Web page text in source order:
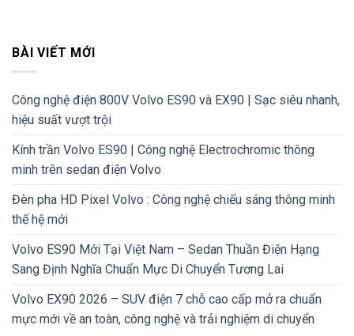
BÀI VIẾT MỚI
Công nghệ điện 800V Volvo ES90 và EX90 | Sạc siêu nhanh,
hiệu suất vượt trội
Kính trần Volvo ES90 | Công nghệ Electrochromic thông
minh trên sedan điện Volvo
Đèn pha HD Pixel Volvo : Công nghệ chiếu sáng thông minh
thế hệ mới
Volvo ES90 Mới Tại Việt Nam – Sedan Thuần Điện Hạng
Sang Định Nghĩa Chuẩn Mực Di Chuyển Tương Lai
Volvo EX90 2026 – SUV điện 7 chỗ cao cấp mở ra chuẩn
mực mới về an toàn, công nghệ và trải nghiệm di chuyển